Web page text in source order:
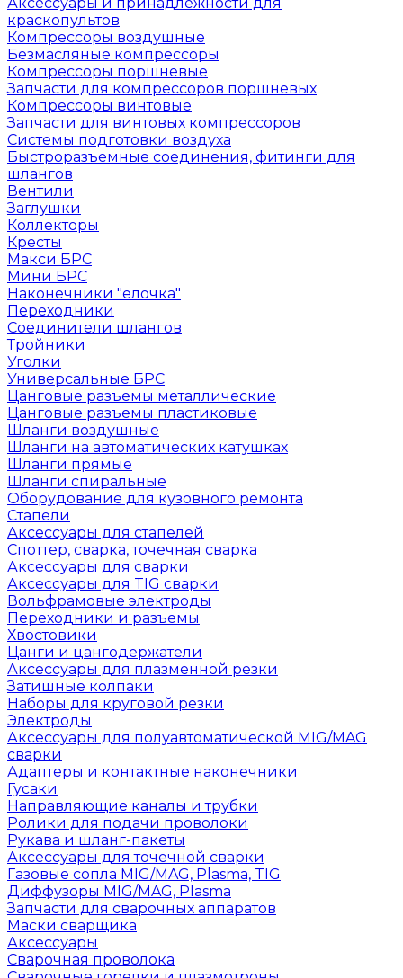
краскопультов
Компрессоры воздушные
Безмасляные компрессоры
Компрессоры поршневые
Запчасти для компрессоров поршневых
Компрессоры винтовые
Запчасти для винтовых компрессоров
Системы подготовки воздуха
Быстроразъемные соединения, фитинги для
шлангов
Вентили
Заглушки
Коллекторы
Кресты
Макси БРС
Мини БРС
Наконечники "елочка"
Переходники
Соединители шлангов
Тройники
Уголки
Универсальные БРС
Цанговые разъемы металлические
Цанговые разъемы пластиковые
Шланги воздушные
Шланги на автоматических катушках
Шланги прямые
Шланги спиральные
Оборудование для кузовного ремонта
Стапели
Аксессуары для стапелей
Споттер, сварка, точечная сварка
Аксессуары для сварки
Аксессуары для TIG сварки
Вольфрамовые электроды
Переходники и разъемы
Хвостовики
Цанги и цангодержатели
Аксессуары для плазменной резки
Затишные колпаки
Наборы для круговой резки
Электроды
Аксессуары для полуавтоматической MIG/MAG
сварки
Адаптеры и контактные наконечники
Гусаки
Направляющие каналы и трубки
Ролики для подачи проволоки
Рукава и шланг-пакеты
Аксессуары для точечной сварки
Газовые сопла MIG/MAG, Plasma, TIG
Диффузоры MIG/MAG, Plasma
Запчасти для сварочных аппаратов
Маски сварщика
Аксессуары
Сварочная проволока